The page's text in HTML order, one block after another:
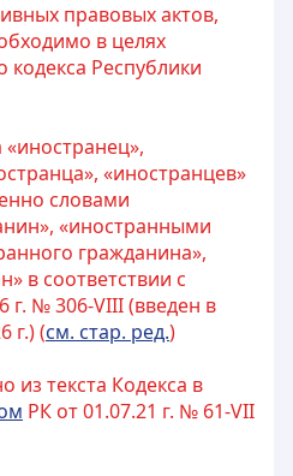
правовых актов,
в целях
кодекса Республики
«иностранец»,
«иностранцев»
словами
«иностранными
гражданина»,
в соответствии с
г. № 306-VIII (введен в
г.) (см. стар. ред.)
из текста Кодекса в
РК от 01.07.21 г. № 61-VII